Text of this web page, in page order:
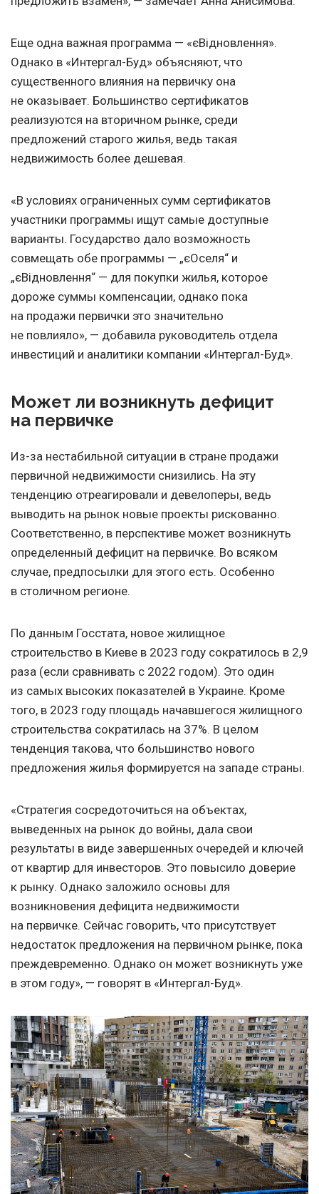
Еще одна важная программа — «єВідновлення».
Однако в «Интергал-Буд» объясняют, что
существенного влияния на первичку она
не оказывает. Большинство сертификатов
реализуются на вторичном рынке, среди
предложений старого жилья, ведь такая
недвижимость более дешевая.
«В условиях ограниченных сумм сертификатов
участники программы ищут самые доступные
варианты. Государство дало возможность
совмещать обе программы — „єОселя“ и
„єВідновлення“ — для покупки жилья, которое
дороже суммы компенсации, однако пока
на продажи первички это значительно
не повлияло», — добавила руководитель отдела
инвестиций и аналитики компании «Интергал-Буд».
Может ли возникнуть дефицит
на первичке
Из-за нестабильной ситуации в стране продажи
первичной недвижимости снизились. На эту
тенденцию отреагировали и девелоперы, ведь
выводить на рынок новые проекты рискованно.
Соответственно, в перспективе может возникнуть
определенный дефицит на первичке. Во всяком
случае, предпосылки для этого есть. Особенно
в столичном регионе.
По данным Госстата, новое жилищное
строительство в Киеве в 2023 году сократилось в 2,9
раза (если сравнивать с 2022 годом). Это один
из самых высоких показателей в Украине. Кроме
того, в 2023 году площадь начавшегося жилищного
строительства сократилась на 37%. В целом
тенденция такова, что большинство нового
предложения жилья формируется на западе страны.
«Стратегия сосредоточиться на объектах,
выведенных на рынок до войны, дала свои
результаты в виде завершенных очередей и ключей
от квартир для инвесторов. Это повысило доверие
к рынку. Однако заложило основы для
возникновения дефицита недвижимости
на первичке. Сейчас говорить, что присутствует
недостаток предложения на первичном рынке, пока
преждевременно. Однако он может возникнуть уже
в этом году», — говорят в «Интергал-Буд».